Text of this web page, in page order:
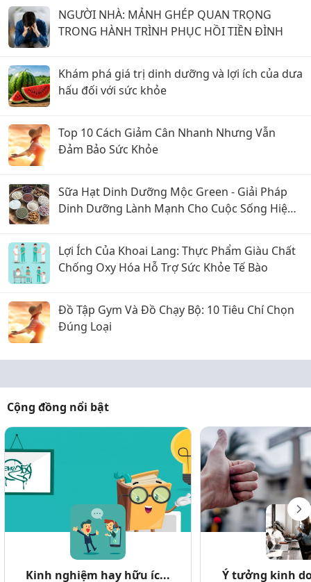
NGƯỜI NHÀ: MẢNH GHÉP QUAN TRỌNG
TRONG HÀNH TRÌNH PHỤC HỒI TIỀN ĐÌNH
Khám phá giá trị dinh dưỡng và lợi ích của dưa
hấu đối với sức khỏe
Top 10 Cách Giảm Cân Nhanh Nhưng Vẫn
Đảm Bảo Sức Khỏe
Sữa Hạt Dinh Dưỡng Mộc Green - Giải Pháp
Dinh Dưỡng Lành Mạnh Cho Cuộc Sống Hiện
Lợi Ích Của Khoai Lang: Thực Phẩm Giàu Chất
Chống Oxy Hóa Hỗ Trợ Sức Khỏe Tế Bào
Đồ Tập Gym Và Đồ Chạy Bộ: 10 Tiêu Chí Chọn
Đúng Loại
Cộng đồng nổi bật
Kinh nghiệm hay hữu íc... Ý tưởng kinh